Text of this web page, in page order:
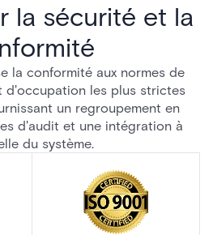
la sécurité et la
la conformité aux normes de
d'occupation les plus strictes
un regroupement en
d'audit et une intégration à
du système.